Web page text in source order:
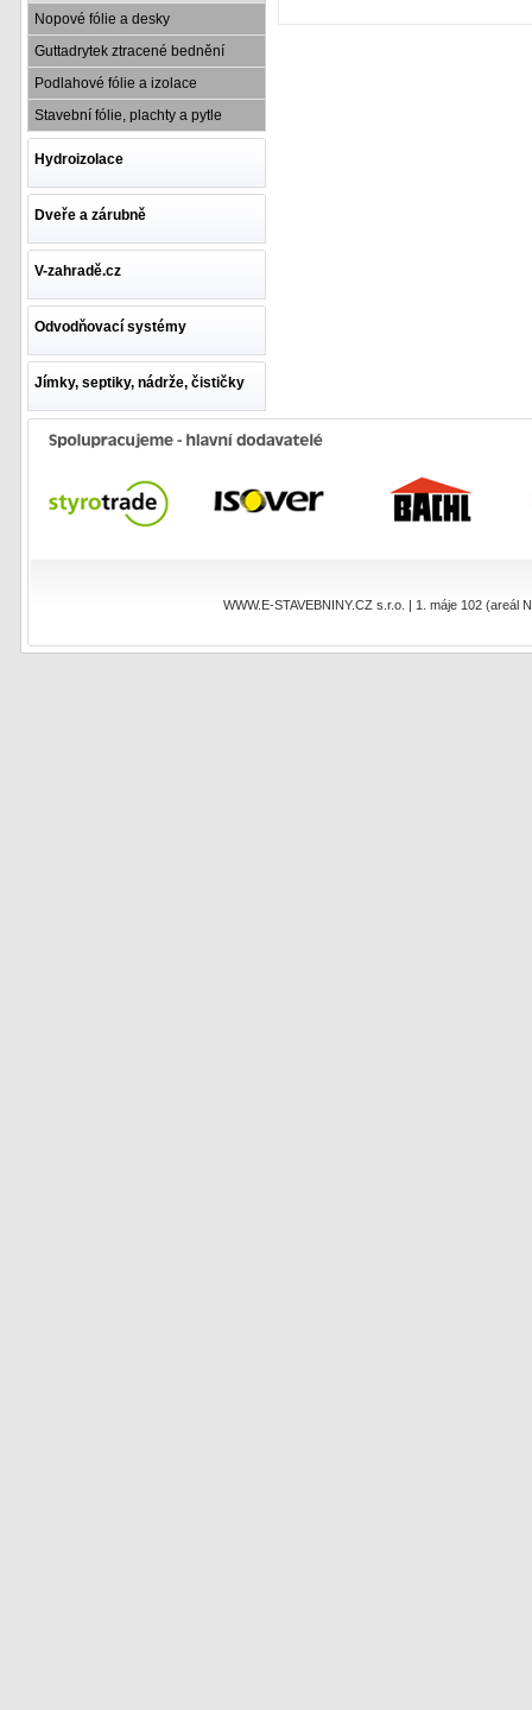
Nopové fólie a desky
Guttadrytek ztracené bednění
Podlahové fólie a izolace
Stavební fólie, plachty a pytle
Hydroizolace
Dveře a zárubně
V-zahradě.cz
Odvodňovací systémy
Jímky, septiky, nádrže, čističky
WWW.E-STAVEBNINY.CZ s.r.o. | 1. máje 102